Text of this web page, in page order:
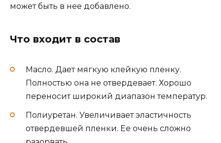
может быть в нее добавлено.
Что входит в состав
Масло. Дает мягкую клейкую пленку.
Полностью она не отвердевает. Хорошо
переносит широкий диапазон температур.
Полиуретан. Увеличивает эластичность
отвердевшей пленки. Ее очень сложно